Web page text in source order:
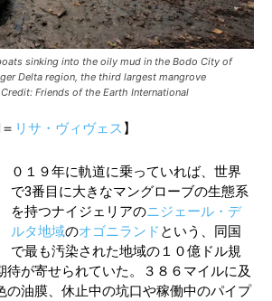
sinking into the oily mud in the Bodo City of
Delta region, the third largest mangrove
Friends of the Earth International
リサ・ヴィヴェス 】
０１９年に軌道に乗っていれば、世界
で3番目に大きなマングローブの生態系
を持つナイジェリアのニジェール・デ
ルタ地域のオゴニランド という、同国
で最も汚染された地域の１０億ドル規
待が寄せられていた。３８６マイルに及
の油膜、休止中の坑口や稼働中のパイプ